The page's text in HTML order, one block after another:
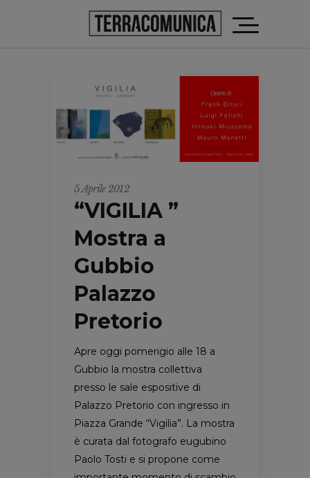
5 Aprile 2012
“VIGILIA ”
Mostra a
Gubbio
Palazzo
Pretorio
Apre oggi pomerigio alle 18 a
Gubbio la mostra collettiva
presso le sale espositive di
Palazzo Pretorio con ingresso in
Piazza Grande “Vigilia”. La mostra
è curata dal fotografo eugubino
Paolo Tosti e si propone come